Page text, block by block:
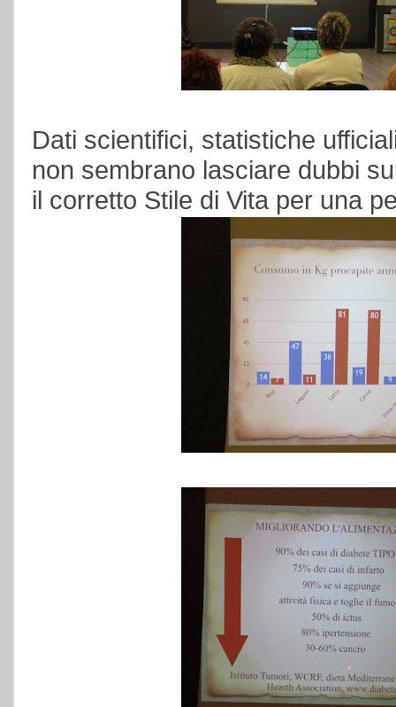
Dati scientifici, statistiche
non sembrano lasciare dubbi
il corretto Stile di Vita per una